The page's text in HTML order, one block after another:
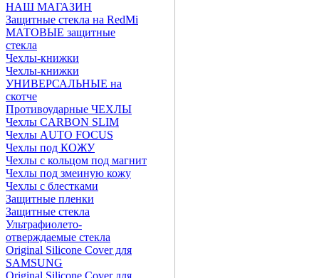
НАШ МАГАЗИН
Защитные стекла на RedMi
МАТОВЫЕ защитные
стекла
Чехлы-книжки
Чехлы-книжки
УНИВЕРСАЛЬНЫЕ на
скотче
Противоударные ЧЕХЛЫ
Чехлы CARBON SLIM
Чехлы AUTO FOCUS
Чехлы под КОЖУ
Чехлы с кольцом под магнит
Чехлы под змеиную кожу
Чехлы с блестками
Защитные пленки
Защитные стекла
Ультрафиолето-
отверждаемые стекла
Original Silicone Cover для
SAMSUNG
Original Silicone Cover для